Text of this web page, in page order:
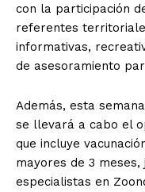
con la participación
referentes
informativas,
de asesoramiento
Además, esta
se llevará a cabo el
que incluye
mayores de 3
especialistas en